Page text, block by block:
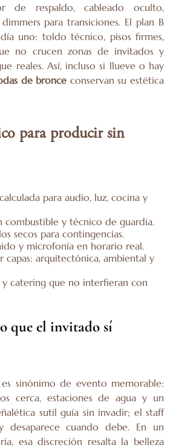
de respaldo, cableado oculto,
para transiciones. El plan B
uno: toldo técnico, pisos firmes,
no crucen zonas de invitados y
reales. Así, incluso si llueve o hay
de bronce conservan su estética
para producir sin
para audio, luz, cocina y
combustible y técnico de guardia.
secos para contingencias.
y microfonía en horario real.
capas: arquitectónica, ambiental y
y catering que no interfieran con
que el invitado sí
sinónimo de evento memorable:
cerca, estaciones de agua y un
sutil guía sin invadir; el staff
cuando debe. En un
esa discreción resalta la belleza